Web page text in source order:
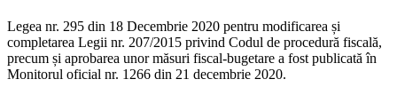
Legea nr. 295 din 18 Decembrie 2020 pentru modificarea și
completarea Legii nr. 207/2015 privind Codul de procedură fiscală,
precum și aprobarea unor măsuri fiscal-bugetare a fost publicată în
Monitorul oficial nr. 1266 din 21 decembrie 2020.